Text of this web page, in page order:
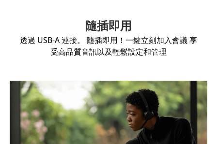
隨插即用
透過 USB-A 連接。 隨插即用！一鍵立刻加入會議 享
受高品質音訊以及輕鬆設定和管理